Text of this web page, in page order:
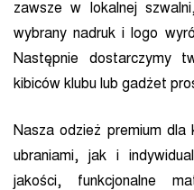
zawsze w lokalnej
wybrany nadruk i logo
Następnie dostarczymy
kibiców klubu lub gadżet
Nasza odzież premium
ubraniami, jak i
jakości, funkcjonalne